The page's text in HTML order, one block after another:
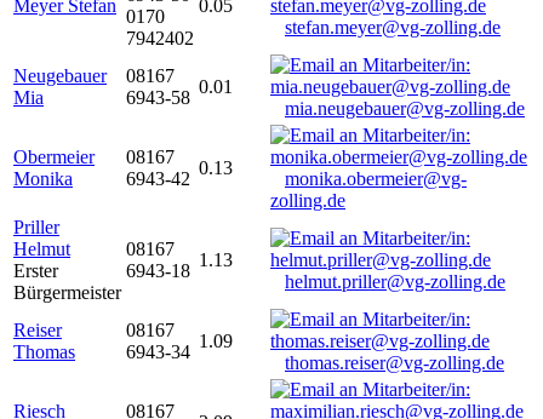
Meyer Stefan
0170
7942402
0.05
stefan.meyer@vg-zolling.de
Neugebauer
Mia
08167
6943-58
0.01
mia.neugebauer@vg-zolling.de
Obermeier
Monika
08167
6943-42
0.13
monika.obermeier@vg-
zolling.de
Priller
Helmut
Erster
Bürgermeister
08167
6943-18
1.13
helmut.priller@vg-zolling.de
Reiser
Thomas
08167
6943-34
1.09
thomas.reiser@vg-zolling.de
Riesch
08167